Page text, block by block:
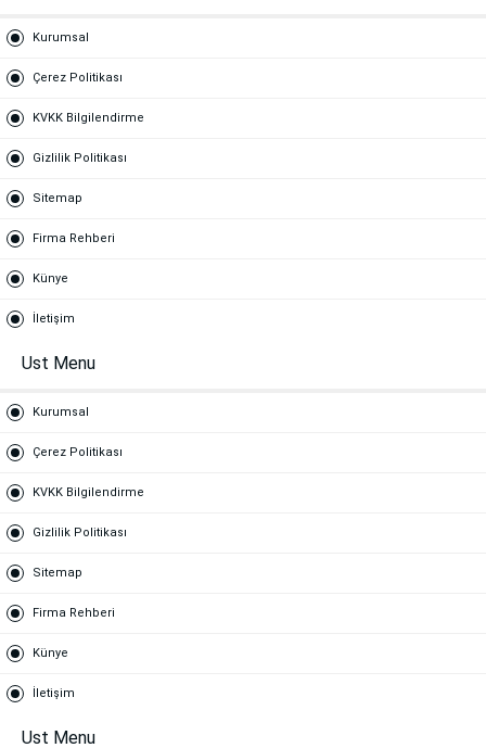
Kurumsal
Çerez Politikası
KVKK Bilgilendirme
Gizlilik Politikası
Sitemap
Firma Rehberi
Künye
İletişim
Ust Menu
Kurumsal
Çerez Politikası
KVKK Bilgilendirme
Gizlilik Politikası
Sitemap
Firma Rehberi
Künye
İletişim
Ust Menu